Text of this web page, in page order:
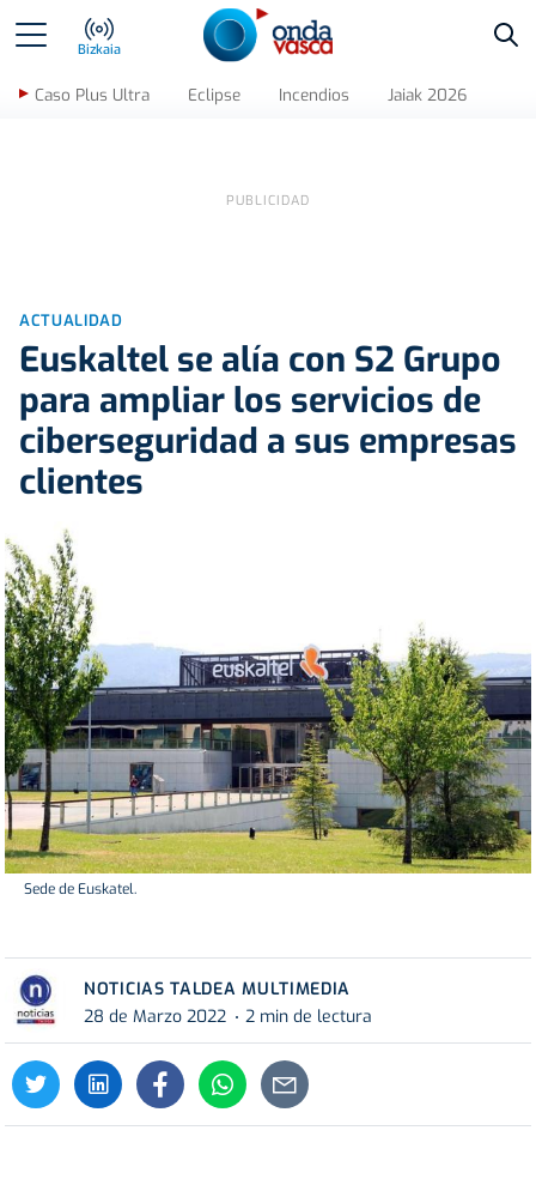
Bizkaia
Caso Plus Ultra Eclipse Incendios Jaiak 2026
ACTUALIDAD
Euskaltel se alía con S2 Grupo
para ampliar los servicios de
ciberseguridad a sus empresas
clientes
Sede de Euskatel.
NOTICIAS TALDEA MULTIMEDIA
28 de Marzo 2022
2 min de lectura